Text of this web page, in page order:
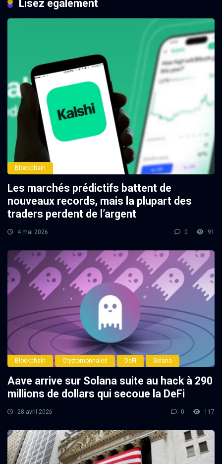
Lisez également
Blockchain
Les marchés prédictifs battent de
nouveaux records, mais la plupart des
traders perdent de l’argent
4 mai 2026 0 91
Blockchain Cryptomonnaies DeFi Solana
Aave arrive sur Solana suite au hack à 290
millions de dollars qui secoue la DeFi
28 avril 2026 0 117